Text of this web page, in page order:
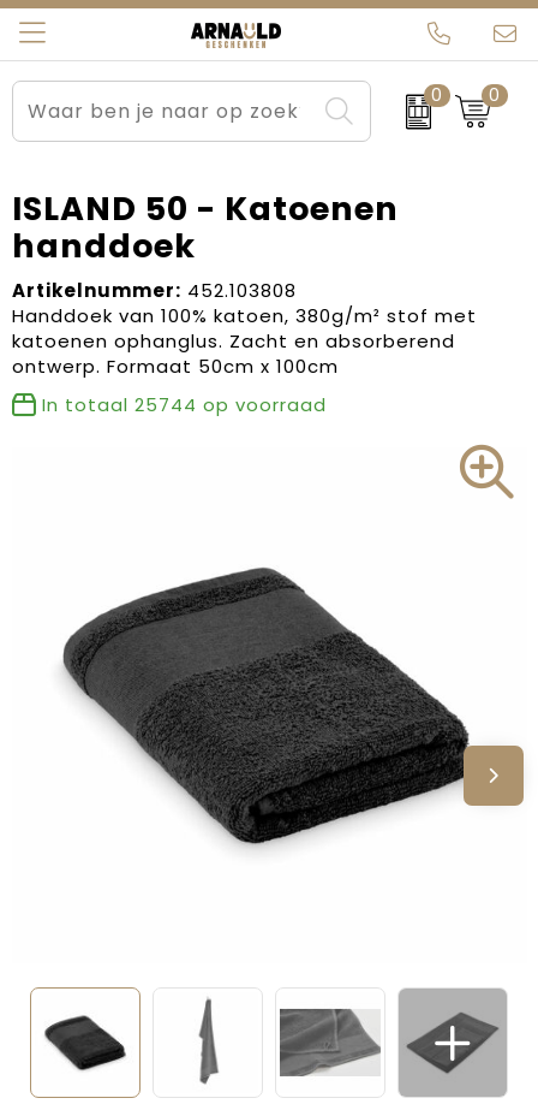
0 0
Relatiegeschenken
Sportkleding
Werkkleding
Kleding en textiel
Tassen
Beurs en Evenementen
Brievenbuspakketten
Carnaval
Dag van de Zorg
Kerstartikelen
Kerstpakketten
Verjaardagen
Voetbal, EK en WK
Voor de bouw
Zomergeschenken
Arnauld Kerstpakketten
MijnEigenKadootje
Ons team
Contact
Blogs
ISLAND 50 - Katoenen
handdoek
Artikelnummer: 452.103808
Handdoek van 100% katoen, 380g/m² stof met
katoenen ophanglus. Zacht en absorberend
ontwerp. Formaat 50cm x 100cm
In totaal 25744 op voorraad